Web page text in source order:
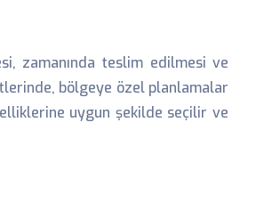
zamanında teslim edilmesi ve
bölgeye özel planlamalar
uygun şekilde seçilir ve